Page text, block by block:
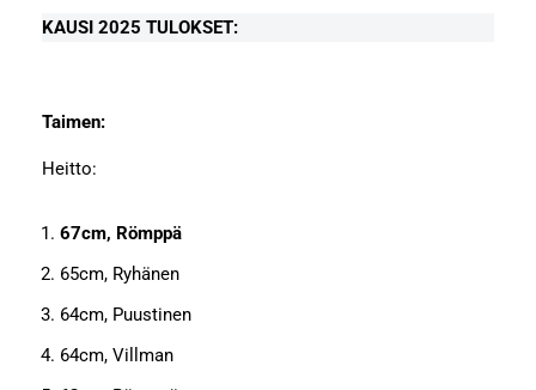
KAUSI 2025 TULOKSET:
Taimen:
Heitto:
67cm, Römppä
65cm, Ryhänen
64cm, Puustinen
64cm, Villman